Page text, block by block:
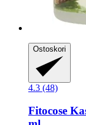
Ostoskori
4.3 (48)
Fitocose